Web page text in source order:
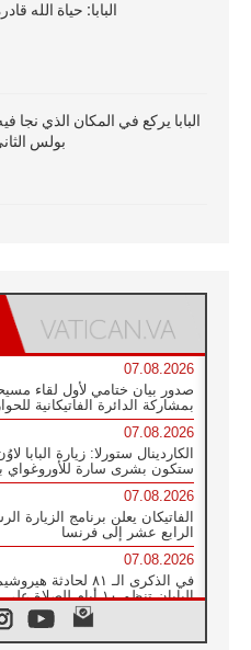
البابا: حياة الله
البابا يركع في المكان الذي نجا
بولس
07.08.2026
صدور بيان ختامي لأول لقاء
بمشاركة الدائرة الفاتيكانية
07.08.2026
الكاردينال ستورلا: زيارة البابا
ستكون بشرى سارة للأوروغواي
07.08.2026
الفاتيكان يعلن برنامج الزيارة
الرابع عشر إلى فرنسا
07.08.2026
في الذكرى الـ ٨١
اليابان تنظم ١٠ أيام للصلاة على نية السلام
الكنيسة في الأوروغواي: زيارة